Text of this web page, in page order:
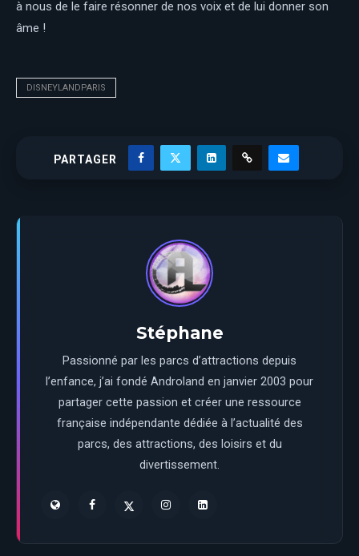
à nous de le faire résonner de nos voix et de lui donner son
âme !
DISNEYLANDPARIS
PARTAGER
Stéphane
Passionné par les parcs d’attractions depuis
l’enfance, j’ai fondé Androland en janvier 2003 pour
partager cette passion et créer une ressource
française indépendante dédiée à l’actualité des
parcs, des attractions, des loisirs et du
divertissement.